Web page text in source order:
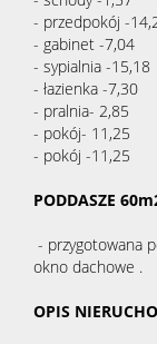
- przedpokój -
- gabinet -7,04
- sypialnia -15,18
- łazienka -7,30
- pralnia- 2,85
- pokój- 11,25
- pokój -11,25
PODDASZE
- przygotowana
okno dachowe .
OPIS